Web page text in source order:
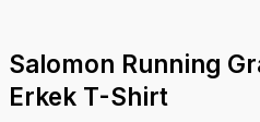
Salomon Running
Erkek T-Shirt